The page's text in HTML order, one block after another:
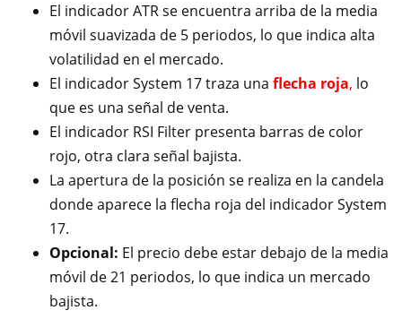
El indicador ATR se encuentra arriba de la media
móvil suavizada de 5 periodos, lo que indica alta
volatilidad en el mercado.
El indicador System 17 traza una flecha roja, lo
que es una señal de venta.
El indicador RSI Filter presenta barras de color
rojo, otra clara señal bajista.
La apertura de la posición se realiza en la candela
donde aparece la flecha roja del indicador System
17.
Opcional: El precio debe estar debajo de la media
móvil de 21 periodos, lo que indica un mercado
bajista.